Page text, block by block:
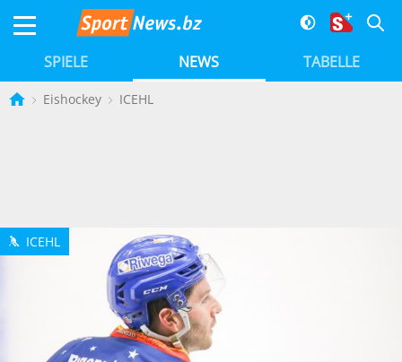
SPIELE NEWS TABELLE
Eishockey ICEHL
h ICEHL